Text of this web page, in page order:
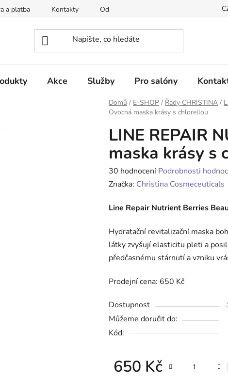
a platba Kontakty Odstoupení od smlouvy Ochrana
Akce Služby Pro salóny
Domů / E-SHOP / Řady CHRISTINA /
Ovocná maska krásy s chlorellou
LINE REPAIR
maska krásy s
Průměrné
hodnocení
je
z
5
hvězdiček.
30 hodnocení Podrobnosti
Značka: Christina Cosmeceuticals
Line Repair Nutrient Berries
Hydratační revitalizační maska
látky zvyšují elasticitu pleti a
předčasnému stárnutí a vzniku
Prodejní cena: 650 Kč
Dostupnost
Můžeme doručit do:
Kód:
650 Kč